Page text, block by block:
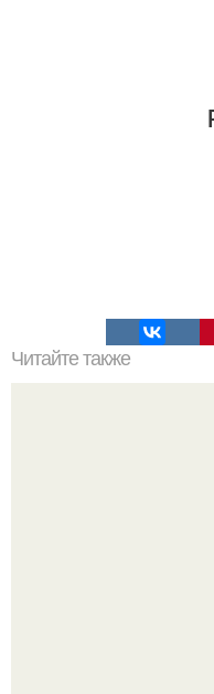
Читайте также